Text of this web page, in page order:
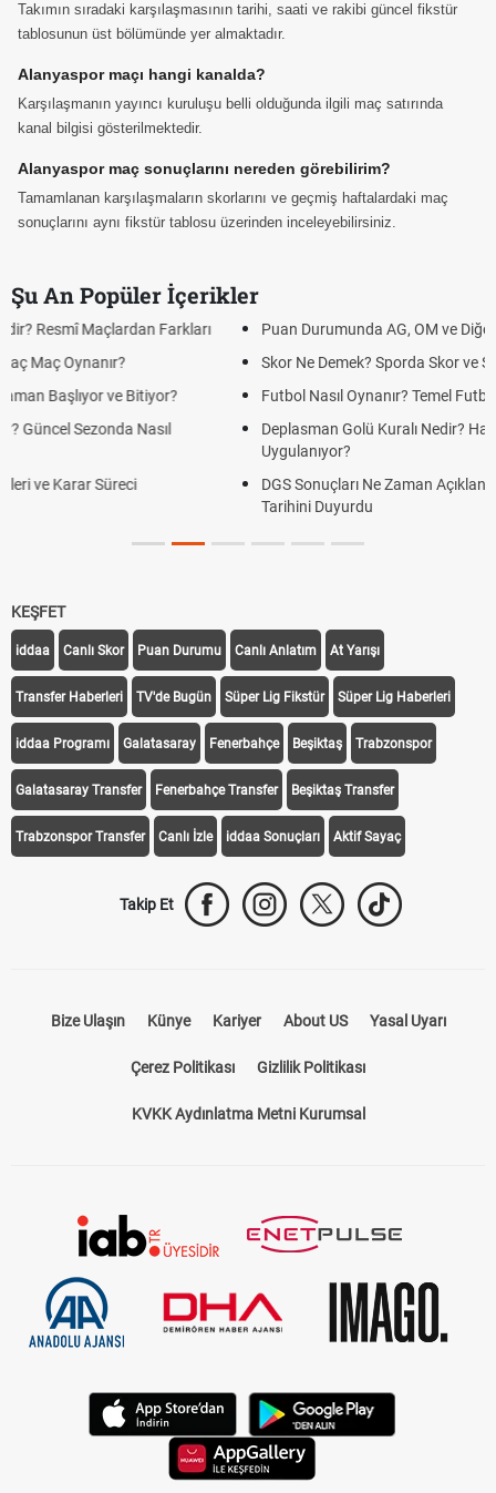
Takımın sıradaki karşılaşmasının tarihi, saati ve rakibi güncel fikstür
tablosunun üst bölümünde yer almaktadır.
Alanyaspor maçı hangi kanalda?
Karşılaşmanın yayıncı kuruluşu belli olduğunda ilgili maç satırında
kanal bilgisi gösterilmektedir.
Alanyaspor maç sonuçlarını nereden görebilirim?
Tamamlanan karşılaşmaların skorlarını ve geçmiş haftalardaki maç
sonuçlarını aynı fikstür tablosu üzerinden inceleyebilirsiniz.
Şu An Popüler İçerikler
Puan Durumunda AG, OM ve Diğer Kısaltmalar Ne Anlama Gelir?
Skor Ne Demek? Sporda Skor ve Sonuç Kavramları
Futbol Nasıl Oynanır? Temel Futbol Kuralları
Deplasman Golü Kuralı Nedir? Hangi Organizasyonlarda
DGS Sonuçları Ne Zaman Açıklanacak 2026? ÖSYM Sonuç
KEŞFET
iddaa Canlı Skor Puan Durumu Canlı Anlatım At Yarışı
Transfer Haberleri TV'de Bugün Süper Lig Fikstür Süper Lig Haberleri
iddaa Programı Galatasaray Fenerbahçe Beşiktaş Trabzonspor
Galatasaray Transfer Fenerbahçe Transfer Beşiktaş Transfer
Trabzonspor Transfer Canlı İzle iddaa Sonuçları Aktif Sayaç
Takip Et
Bize Ulaşın Künye Kariyer About US Yasal Uyarı
Çerez Politikası Gizlilik Politikası
KVKK Aydınlatma Metni Kurumsal